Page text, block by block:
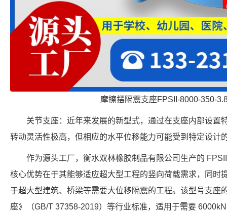
摩擦摆隔震支座FPSII-8000-350-
关节支座：近年来发展的新型式，通过在支座内部设置
转动灵活性极高，但相应的水平位移能力可能受到特定设计
作为源头工厂，衡水双林橡胶制品有限公司生产的
核心优势在于其能够适应超大型工程的竖向荷载需求，同时
于超大型建筑、桥梁等需要大位移隔震的工程。该型号支座
座》（GB/T 37358-2019）等行业标准，适用于需要